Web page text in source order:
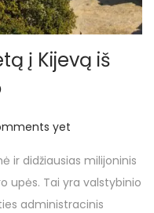
į Kijevą iš
yet
ir didžiausias milijoninis
upės. Tai yra valstybinio
administracinis